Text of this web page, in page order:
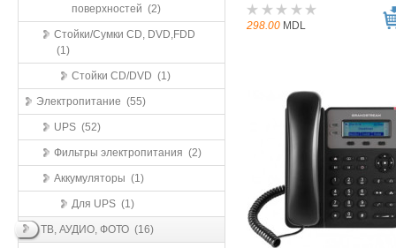
поверхностей (2)
Стойки/Сумки CD, DVD,FDD
(1)
Стойки CD/DVD (1)
Электропитание (55)
UPS (52)
Фильтры электропитания (2)
Аккумуляторы (1)
Для UPS (1)
ТВ, АУДИО, ФОТО (16)
298.00 MDL